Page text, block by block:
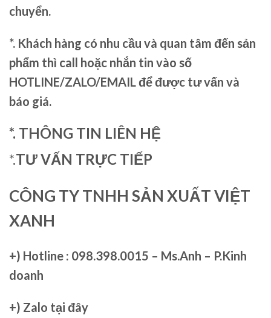
chuyển.
*. Khách hàng có nhu cầu và quan tâm đến sản
phẩm thì call hoặc nhắn tin vào số
HOTLINE/ZALO/EMAIL để được tư vấn và
báo giá.
*. THÔNG TIN LIÊN HỆ
*.TƯ VẤN TRỰC TIẾP
CÔNG TY TNHH SẢN XUẤT VIỆT
XANH
+) Hotline : 098.398.0015 – Ms.Anh – P.Kinh
doanh
+) Zalo tại đây